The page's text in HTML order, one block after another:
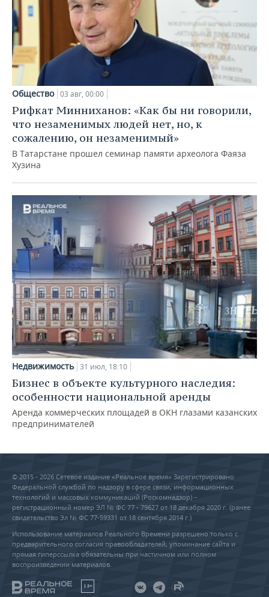
Общество 03 авг, 00:00
Рифкат Минниханов: «Как бы ни говорили,
что незаменимых людей нет, но, к
сожалению, он незаменимый»
В Татарстане прошел семинар памяти археолога Фаяза
Хузина
Недвижимость 31 июл, 18:10
Бизнес в объекте культурного наследия:
особенности национальной аренды
Аренда коммерческих площадей в ОКН глазами казанских
предпринимателей
© 2015 - 2026 Сетевое издание «Реальное время» Зарегистрировано
Федеральной службой по надзору в сфере связи, информационных
технологий и массовых коммуникаций (Роскомнадзор) –
регистрационный номер ЭЛ № ФС 77 - 79627 от 18 декабря 2020 г. (ранее
свидетельство Эл № ФС 77-59331 от 18 сентября 2014 г.)
Использование материалов Реального Времени разрешено только с
предварительного согласия правообладателей, упоминание сайта и
прямая гиперссылка обязательны при частичном или полном
воспроизведении материалов.
18+